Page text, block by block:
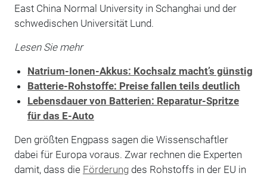
East China Normal University in Schanghai und der
schwedischen Universität Lund.
Lesen Sie mehr
Natrium-Ionen-Akkus: Kochsalz macht’s günstig
Batterie-Rohstoffe: Preise fallen teils deutlich
Lebensdauer von Batterien: Reparatur-Spritze
für das E-Auto
Den größten Engpass sagen die Wissenschaftler
dabei für Europa voraus. Zwar rechnen die Experten
damit, dass die Förderungdes Rohstoffs in der EU in